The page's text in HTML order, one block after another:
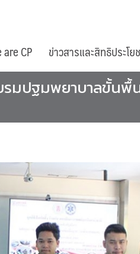
CP ข่าวสารและสิทธิประโย
ปฐมพยาบาลขั้นพื้